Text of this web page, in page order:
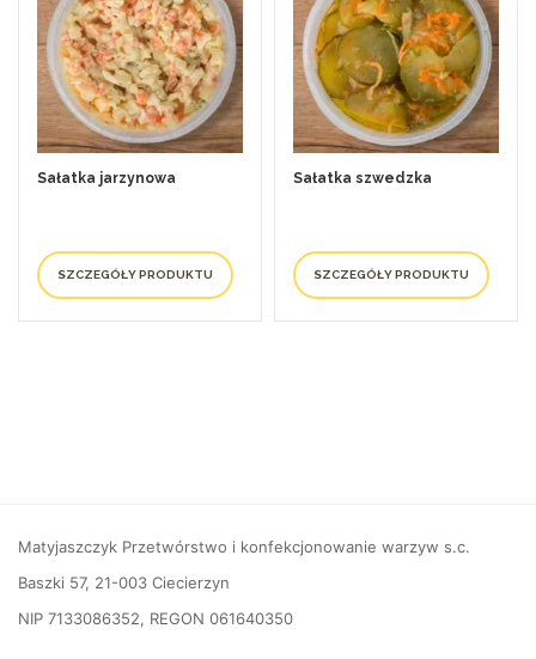
Sałatka jarzynowa
SZCZEGÓŁY PRODUKTU
Sałatka szwedzka
SZCZEGÓŁY PRODUKTU
Matyjaszczyk Przetwórstwo i konfekcjonowanie warzyw s.c.
Baszki 57, 21-003 Ciecierzyn
NIP 7133086352, REGON 061640350